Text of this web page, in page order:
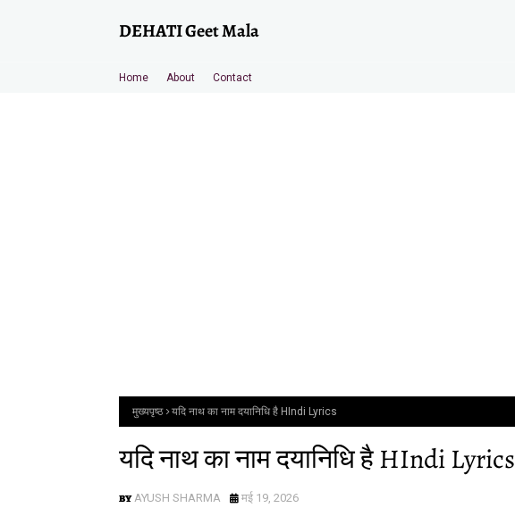
DEHATI Geet Mala
Home About Contact
मुख्यपृष्ठ यदि नाथ का नाम दयानिधि है HIndi Lyrics
यदि नाथ का नाम दयानिधि है HIndi Lyrics
AYUSH SHARMA मई 19, 2026